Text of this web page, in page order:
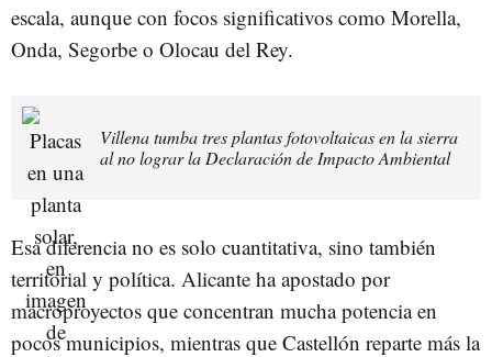
escala, aunque con focos significativos como Morella,
Onda, Segorbe o Olocau del Rey.
Villena tumba tres plantas fotovoltaicas en la sierra
al no lograr la Declaración de Impacto Ambiental
Esa diferencia no es solo cuantitativa, sino también
territorial y política. Alicante ha apostado por
macroproyectos que concentran mucha potencia en
pocos municipios, mientras que Castellón reparte más la